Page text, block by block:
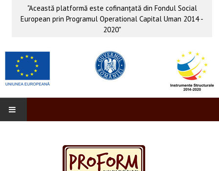
"Această platformă este cofinanţată din Fondul Social
European prin Programul Operational Capital Uman 2014 -
2020"